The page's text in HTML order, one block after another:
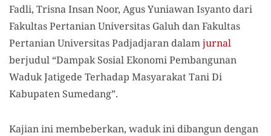
Fadli, Trisna Insan Noor, Agus Yuniawan Isyanto dari
Fakultas Pertanian Universitas Galuh dan Fakultas
Pertanian Universitas Padjadjaran dalamjurnal
berjudul “Dampak Sosial Ekonomi Pembangunan
Waduk Jatigede Terhadap Masyarakat Tani Di
Kabupaten Sumedang”.
Kajian ini membeberkan, waduk ini dibangun dengan